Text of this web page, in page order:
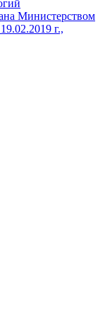
Министерством
г.,